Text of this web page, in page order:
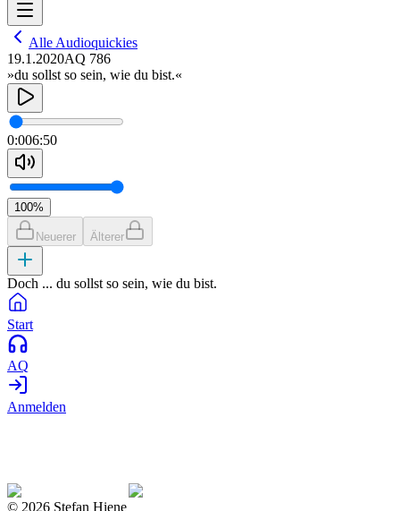
Alle Audioquickies
19.1.2020AQ 786
»du sollst so sein, wie du bist.«
0:006:50
100%
Neuerer Älterer
Doch ... du sollst so sein, wie du bist.
Start
AQ
Anmelden
© 2026 Stefan Hiene